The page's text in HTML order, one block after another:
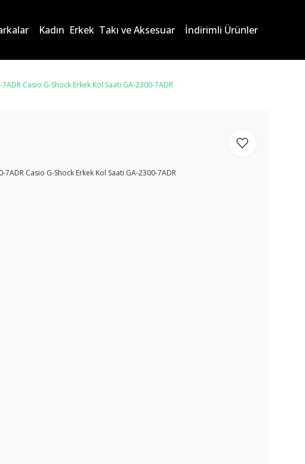
Kadın Erkek Takı ve Aksesuar İndirimli Ürünler
Casio G-Shock Erkek Kol Saati GA-2300-7ADR